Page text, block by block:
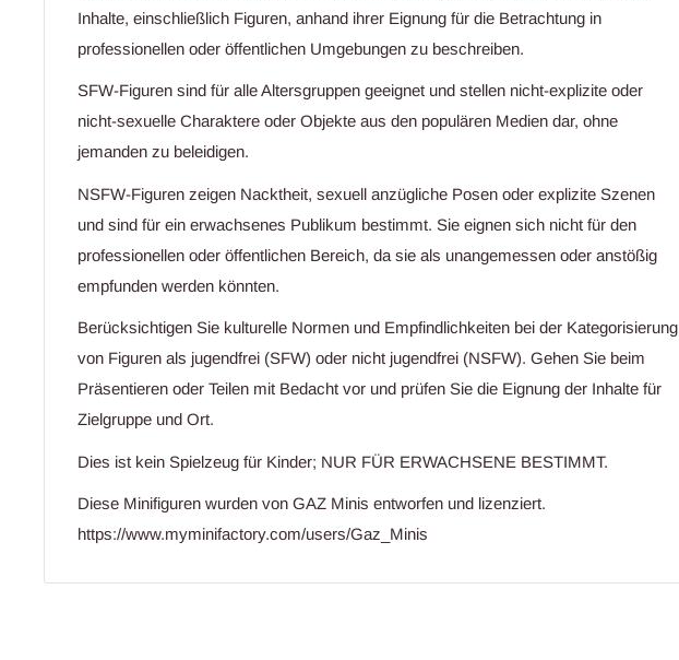
Inhalte, einschließlich Figuren, anhand ihrer Eignung für die Betrachtung in
professionellen oder öffentlichen Umgebungen zu beschreiben.
SFW-Figuren sind für alle Altersgruppen geeignet und stellen nicht-explizite oder
nicht-sexuelle Charaktere oder Objekte aus den populären Medien dar, ohne
jemanden zu beleidigen.
NSFW-Figuren zeigen Nacktheit, sexuell anzügliche Posen oder explizite Szenen
und sind für ein erwachsenes Publikum bestimmt. Sie eignen sich nicht für den
professionellen oder öffentlichen Bereich, da sie als unangemessen oder anstößig
empfunden werden könnten.
Berücksichtigen Sie kulturelle Normen und Empfindlichkeiten bei der Kategorisierung
von Figuren als jugendfrei (SFW) oder nicht jugendfrei (NSFW). Gehen Sie beim
Präsentieren oder Teilen mit Bedacht vor und prüfen Sie die Eignung der Inhalte für
Zielgruppe und Ort.
Dies ist kein Spielzeug für Kinder; NUR FÜR ERWACHSENE BESTIMMT.
Diese Minifiguren wurden von GAZ Minis entworfen und lizenziert.
https://www.myminifactory.com/users/Gaz_Minis